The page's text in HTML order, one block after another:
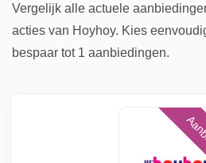
Vergelijk alle actuele
acties van Hoyhoy. Kies
bespaar tot 1 aanbiedingen.